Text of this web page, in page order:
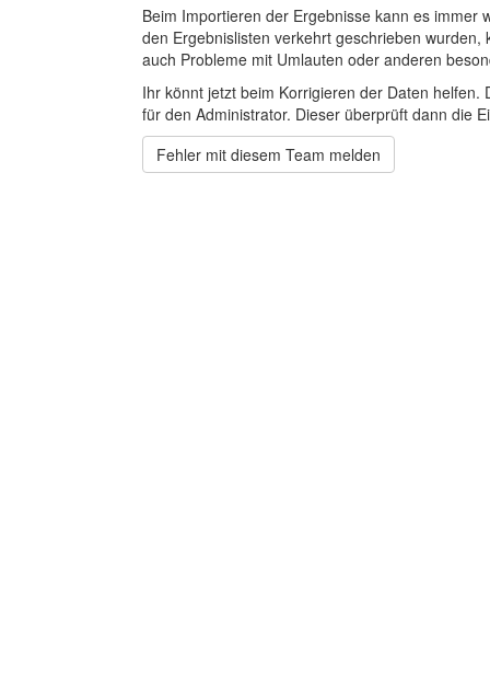
Beim Importieren der Ergebnisse kann es
den Ergebnislisten verkehrt geschrieben
auch Probleme mit Umlauten oder anderen
Ihr könnt jetzt beim Korrigieren der Daten
für den Administrator. Dieser überprüft dann die
Fehler mit diesem Team melden